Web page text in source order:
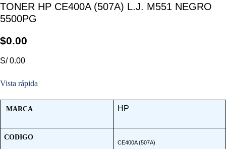
TONER HP CE400A (507A) L.J. M551 NEGRO
5500PG
$0.00
S/ 0.00
Vista rápida
MARCA HP
CODIGO
CE400A (507A)